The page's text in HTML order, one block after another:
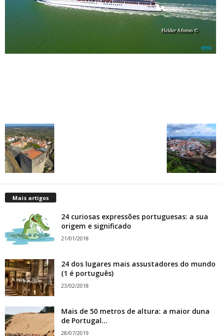
Mais artigos
24 curiosas expressões portuguesas: a sua
origem e significado
21/01/2018
24 dos lugares mais assustadores do mundo
(1 é português)
23/02/2018
Mais de 50 metros de altura: a maior duna
de Portugal...
28/07/2019